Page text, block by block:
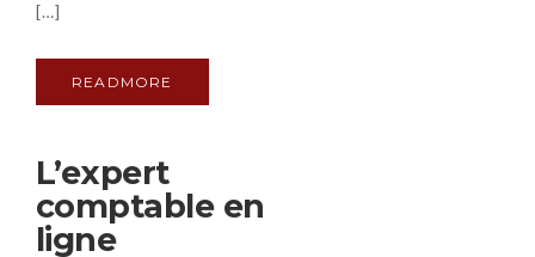
[…]
READMORE
L’expert
comptable en
ligne